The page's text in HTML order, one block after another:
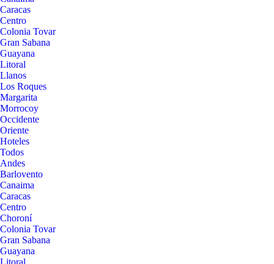
Caracas
Centro
Colonia Tovar
Gran Sabana
Guayana
Litoral
Llanos
Los Roques
Margarita
Morrocoy
Occidente
Oriente
Hoteles
Todos
Andes
Barlovento
Canaima
Caracas
Centro
Choroní
Colonia Tovar
Gran Sabana
Guayana
Litoral